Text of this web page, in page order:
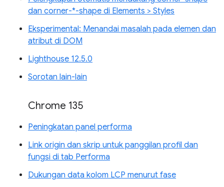
dan corner-*-shape di Elements > Styles
Eksperimental: Menandai masalah pada elemen dan
atribut di DOM
Lighthouse 12.5.0
Sorotan lain-lain
Chrome 135
Peningkatan panel performa
Link origin dan skrip untuk panggilan profil dan
fungsi di tab Performa
Dukungan data kolom LCP menurut fase